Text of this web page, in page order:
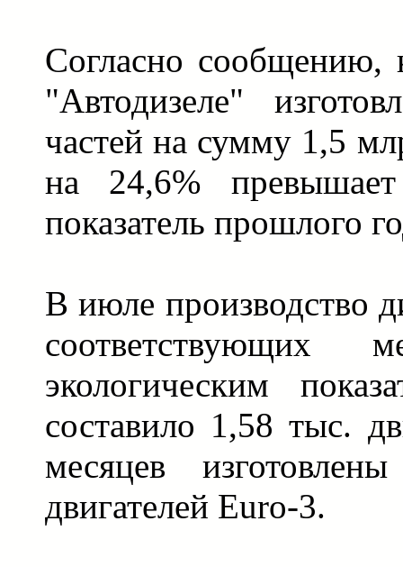
Согласно сообщению,
"Автодизеле"
частей на сумму 1,5
на 24,6% превышает
показатель прошлого
В июле производство
соответствующих
экологическим
составило 1,58 тыс.
месяцев
двигателей Euro-3.